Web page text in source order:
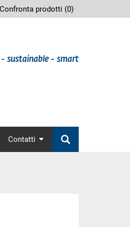
Confronta prodotti (0)
sustainable - smart
Contatti